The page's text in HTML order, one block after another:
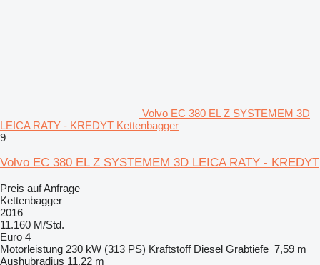
Volvo EC 380 EL Z SYSTEMEM 3D
LEICA RATY - KREDYT Kettenbagger
9
Volvo EC 380 EL Z SYSTEMEM 3D LEICA RATY - KREDYT
Preis auf Anfrage
Kettenbagger
2016
11.160 M/Std.
Euro 4
Motorleistung 230 kW (313 PS) Kraftstoff Diesel Grabtiefe 7,59 m
Aushubradius 11,22 m